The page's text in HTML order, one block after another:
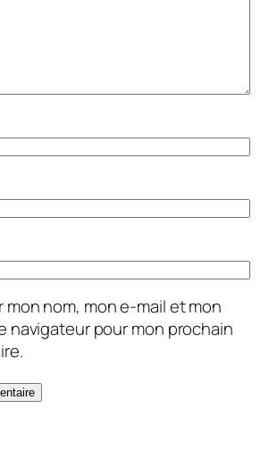
mon nom, mon e-mail et mon
navigateur pour mon prochain